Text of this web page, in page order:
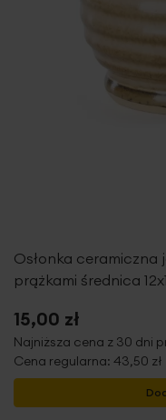
Osłonka ceramiczna
prążkami średnica
15,00 zł
Najniższa cena z 30 dni
Cena regularna: 43,50 zł